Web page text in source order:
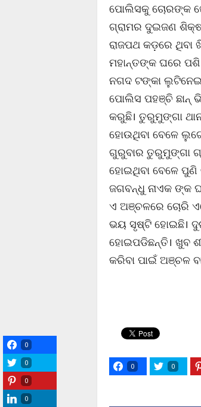
ପୋଲିସକୁ ଚୋରଙ୍କ
ଗ୍ରାମର ଦୁଇଜଣ
ରାଜପଥ କଡ଼ରେ
ମହାନ୍ତଙ୍କ ଘରେ ପଶି
ନଗଦ ଟଙ୍କା
ପୋଲିସ ପହଞ୍ଚି ଛାନ୍
କରୁଛି। ତୁରୁମୁଙ୍ଗା
ହୋଉଥିବା ବେଳେ
ଗୁରୁବାର ତୁରୁମୁଙ୍ଗା
ହୋଇଥିବା ବେଳେ
ଜଗବନ୍ଧୁ ନାଏକ ଙ୍କ
ଏ ଅଞ୍ଚଳରେ ଚୋରି
ଭୟ ସୃଷ୍ଟି ହୋଇଛି।
ହୋଇପଡିଛନ୍ତି। ଖୁବ
କରିବା ପାଇଁ ଅଞ୍ଚଳ
0 0
0
0
0
0